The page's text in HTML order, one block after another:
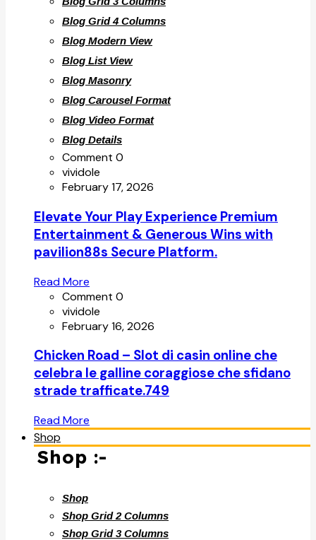
Blog Grid 4 Columns
Blog Modern View
Blog List View
Blog Masonry
Blog Carousel Format
Blog Video Format
Blog Details
Comment 0
vividole
February 17, 2026
Elevate Your Play Experience Premium
Entertainment & Generous Wins with
pavilion88s Secure Platform.
Read More
Comment 0
vividole
February 16, 2026
Chicken Road – Slot di casin online che
celebra le galline coraggiose che sfidano
strade trafficate.749
Read More
Shop
Shop :-
Shop
Shop Grid 2 Columns
Shop Grid 3 Columns